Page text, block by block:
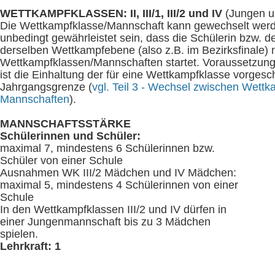
WETTKAMPFKLASSEN: II, III/1, III/2 und IV (Jungen
Die Wettkampfklasse/Mannschaft kann gewechselt
unbedingt gewährleistet sein, dass die Schülerin bzw.
derselben Wettkampfebene (also z.B. im Bezirksfinale)
Wettkampfklassen/Mannschaften startet.
ist die Einhaltung der für eine Wettkampfklasse
Jahrgangsgrenze (vgl. Teil 3 - Wechsel zwischen
Mannschaften).
MANNSCHAFTSSTÄRKE
Schülerinnen und Schüler:
maximal 7, mindestens 6 Schülerinnen bzw.
Schüler von einer Schule
Ausnahmen WK III/2 Mädchen und IV Mädchen:
maximal 5, mindestens 4 Schülerinnen von einer
Schule
In den Wettkampfklassen III/2 und IV dürfen in
einer Jungenmannschaft bis zu 3 Mädchen
spielen.
Lehrkraft: 1